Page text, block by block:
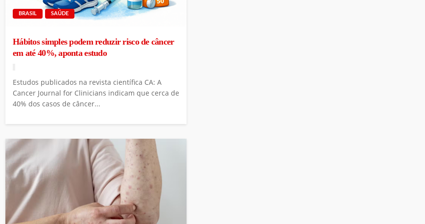
BRASIL SAÚDE
Hábitos simples podem reduzir risco de câncer
em até 40%, aponta estudo
Estudos publicados na revista científica CA: A
Cancer Journal for Clinicians indicam que cerca de
40% dos casos de câncer...